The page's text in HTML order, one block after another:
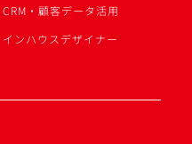
CRM・顧客データ活用
インハウスデザイナー